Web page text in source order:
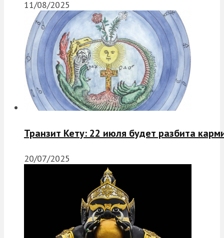
11/08/2025
Транзит Кету: 22 июля будет разбита
20/07/2025